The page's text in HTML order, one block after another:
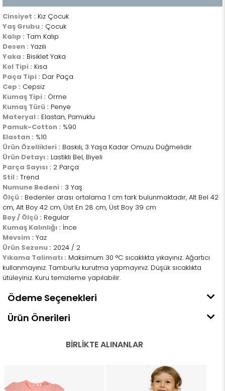
Cinsiyet : Kız Çocuk
Yaş Grubu : Çocuk
Kalıp : Tam Kalıp
Desen : Yazılı
Yaka : Bisiklet Yaka
Kol Tipi : Kısa
Paça Tipi : Dar Paça
Cep : Cepsiz
Kumaş Tipi : Örme
Kumaş Türü : Penye
Materyal : Elastan, Pamuklu
Pamuk-Cotton : %90
Elastan : %10
Ürün Özellikleri : Baskılı, 3 Yaşa Kadar Omuzu Düğmelidir
Ürün Detayı : Lastikli Bel, Biyeli
Parça Sayısı : 2 Parça
Stil : Trend
Numune Bedeni : 3 Yaş
Ölçü : Bedenler arası ortalama 1 cm fark bulunmaktadır, Alt Bel 42
cm, Alt Boy 42 cm, Üst En 28 cm, Üst Boy 39 cm
Boy / Ölçü : Regular
Kumaş Kalınlığı : İnce
Mevsim : Yaz
Ürün Sezonu : 2024 / 2
Yıkama Talimatı : Maksimum 30 °C sıcaklıkta yıkayınız. Ağartıcı
kullanmayınız. Tamburlu kurutma yapmayınız. Düşük sıcaklıkta
ütüleyiniz. Kuru temizleme yapılabilir.
Ödeme Seçenekleri
Ürün Önerileri